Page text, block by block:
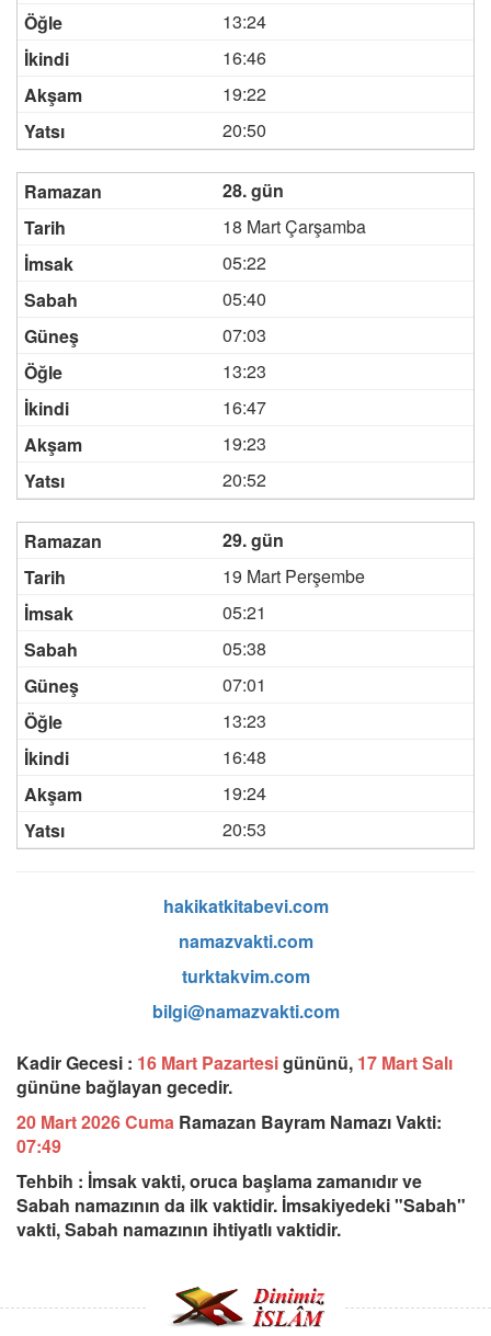
13:24
16:46
19:22
20:50
28. gün
18 Mart Çarşamba
05:22
05:40
07:03
13:23
16:47
19:23
20:52
29. gün
19 Mart Perşembe
05:21
05:38
07:01
13:23
16:48
19:24
20:53
hakikatkitabevi.com
namazvakti.com
turktakvim.com
bilgi@namazvakti.com
Kadir Gecesi : 16 Mart Pazartesigününü, 17 Mart Salı
gününe bağlayan gecedir.
20 Mart 2026 Cuma Ramazan Bayram Namazı Vakti:
07:49
Tehbih : İmsak vakti, oruca başlama zamanıdır ve
Sabah namazının da ilk vaktidir. İmsakiyedeki "Sabah"
vakti, Sabah namazının ihtiyatlı vaktidir.